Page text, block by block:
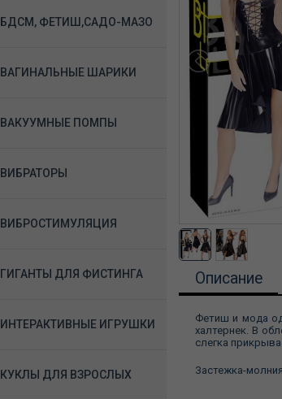
БДСМ, ФЕТИШ,САДО-МАЗО
ВАГИНАЛЬНЫЕ ШАРИКИ
ВАКУУМНЫЕ ПОМПЫ
ВИБРАТОРЫ
ВИБРОСТИМУЛЯЦИЯ
ГИГАНТЫ ДЛЯ ФИСТИНГА
ИНТЕРАКТИВНЫЕ ИГРУШКИ
КУКЛЫ ДЛЯ ВЗРОСЛЫХ
Описание
Фетиш и мода
халтернек. В
слегка
Застежка-